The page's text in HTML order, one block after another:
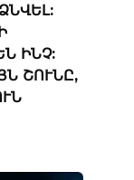
ԻՆՉ:
ՇՈՒՆԸ,